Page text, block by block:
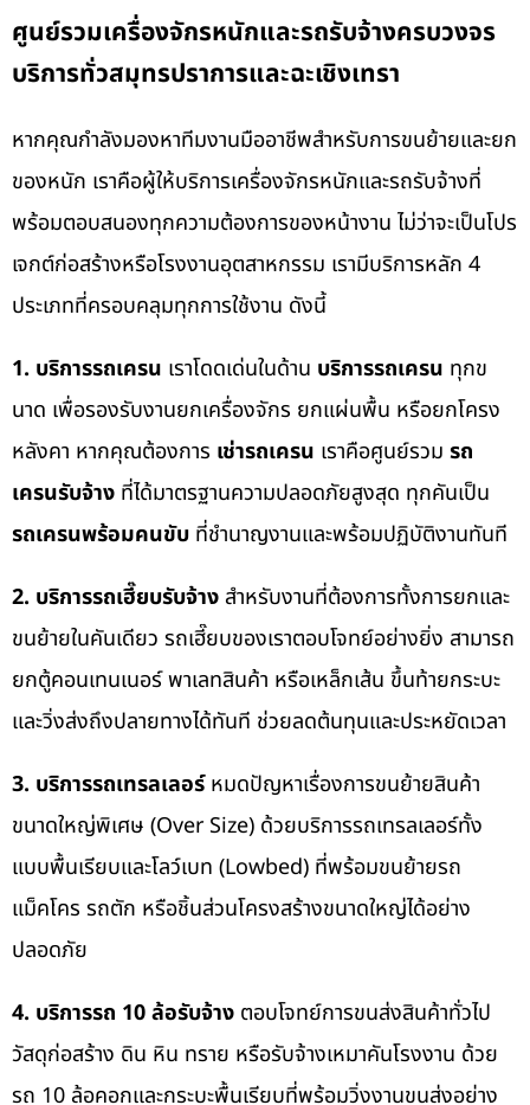
ศูนย์รวมเครื่องจักรหนักและรถรับจ้างครบวงจร
บริการทั่วสมุทรปราการและฉะเชิงเทรา
หากคุณกำลังมองหาทีมงานมืออาชีพสำหรับการขนย้ายและยก
ของหนัก เราคือผู้ให้บริการเครื่องจักรหนักและรถรับจ้างที่
พร้อมตอบสนองทุกความต้องการของหน้างาน ไม่ว่าจะเป็นโปร
เจกต์ก่อสร้างหรือโรงงานอุตสาหกรรม เรามีบริการหลัก 4
ประเภทที่ครอบคลุมทุกการใช้งาน ดังนี้
1. บริการรถเครน เราโดดเด่นในด้าน บริการรถเครน ทุกข
นาด เพื่อรองรับงานยกเครื่องจักร ยกแผ่นพื้น หรือยกโครง
หลังคา หากคุณต้องการ เช่ารถเครน เราคือศูนย์รวม รถ
เครนรับจ้าง ที่ได้มาตรฐานความปลอดภัยสูงสุด ทุกคันเป็น
รถเครนพร้อมคนขับ ที่ชำนาญงานและพร้อมปฏิบัติงานทันที
2. บริการรถเฮี๊ยบรับจ้าง สำหรับงานที่ต้องการทั้งการยกและ
ขนย้ายในคันเดียว รถเฮี๊ยบของเราตอบโจทย์อย่างยิ่ง สามารถ
ยกตู้คอนเทนเนอร์ พาเลทสินค้า หรือเหล็กเส้น ขึ้นท้ายกระบะ
และวิ่งส่งถึงปลายทางได้ทันที ช่วยลดต้นทุนและประหยัดเวลา
3. บริการรถเทรลเลอร์หมดปัญหาเรื่องการขนย้ายสินค้า
ขนาดใหญ่พิเศษ (Over Size) ด้วยบริการรถเทรลเลอร์ทั้ง
แบบพื้นเรียบและโลว์เบท (Lowbed) ที่พร้อมขนย้ายรถ
แม็คโคร รถตัก หรือชิ้นส่วนโครงสร้างขนาดใหญ่ได้อย่าง
ปลอดภัย
4. บริการรถ 10 ล้อรับจ้าง ตอบโจทย์การขนส่งสินค้าทั่วไป
วัสดุก่อสร้าง ดิน หิน ทราย หรือรับจ้างเหมาคันโรงงาน ด้วย
รถ 10 ล้อคอกและกระบะพื้นเรียบที่พร้อมวิ่งงานขนส่งอย่าง